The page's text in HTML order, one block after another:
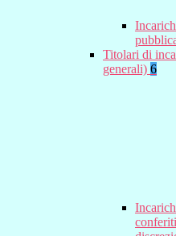
Titolari di
generali) 6